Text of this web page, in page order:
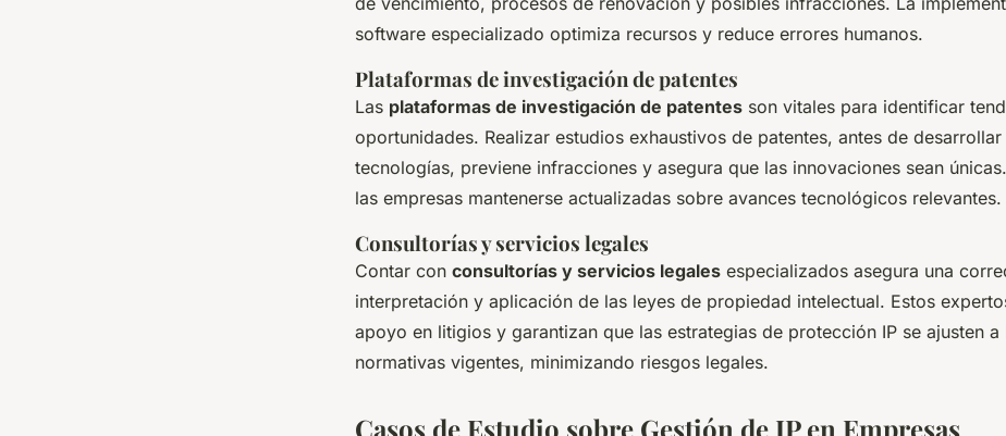
software especializado optimiza recursos y reduce errores humanos.
Plataformas de investigación de patentes
Las plataformas de investigación de patentes son vitales para identificar
oportunidades. Realizar estudios exhaustivos de patentes, antes de desarrollar
tecnologías, previene infracciones y asegura que las innovaciones sean
las empresas mantenerse actualizadas sobre avances tecnológicos relevantes.
Consultorías y servicios legales
Contar con consultorías y servicios legales especializados asegura una
interpretación y aplicación de las leyes de propiedad intelectual. Estos
apoyo en litigios y garantizan que las estrategias de protección IP se ajusten a
normativas vigentes, minimizando riesgos legales.
Casos de Estudio sobre Gestión de IP en Empresas